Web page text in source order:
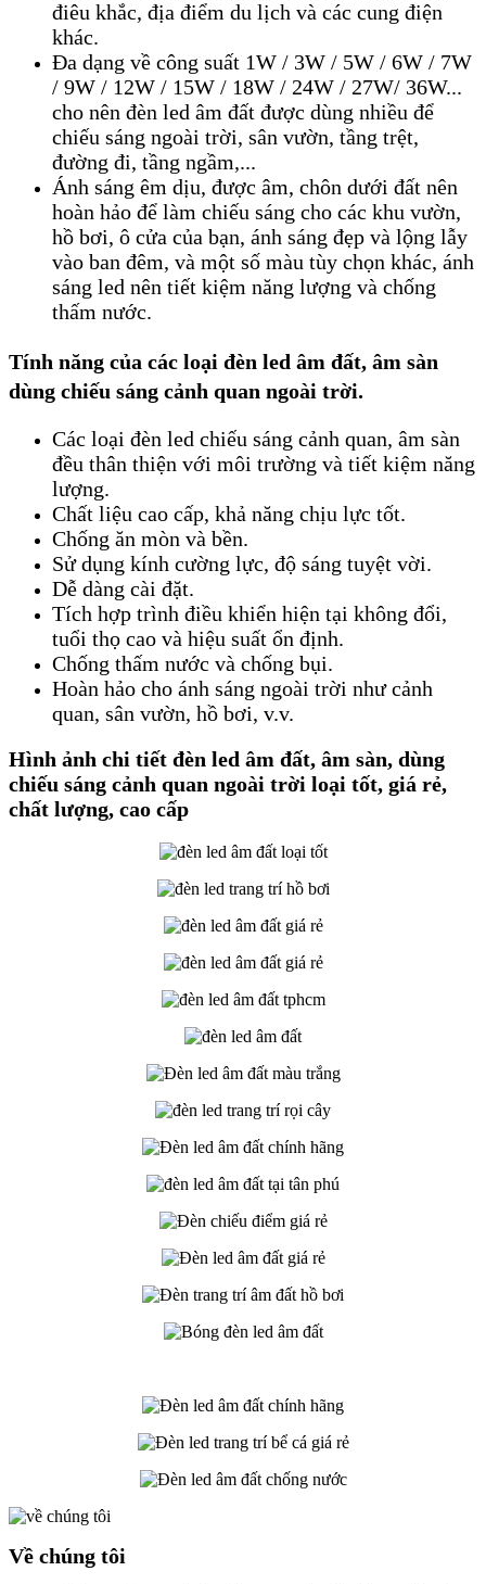
điêu khắc, địa điểm du lịch và các cung điện
khác.
Đa dạng về công suất 1W / 3W / 5W / 6W / 7W
/ 9W / 12W / 15W / 18W / 24W / 27W/ 36W...
cho nên đèn led âm đất được dùng nhiều để
chiếu sáng ngoài trời, sân vườn, tầng trệt,
đường đi, tầng ngầm,...
Ánh sáng êm dịu, được âm, chôn dưới đất nên
hoàn hảo để làm chiếu sáng cho các khu vườn,
hồ bơi, ô cửa của bạn, ánh sáng đẹp và lộng lẫy
vào ban đêm, và một số màu tùy chọn khác, ánh
sáng led nên tiết kiệm năng lượng và chống
thấm nước.
Tính năng của các loại đèn led âm đất, âm sàn
dùng chiếu sáng cảnh quan ngoài trời.
Các loại đèn led chiếu sáng cảnh quan, âm sàn
đều thân thiện với môi trường và tiết kiệm năng
lượng.
Chất liệu cao cấp, khả năng chịu lực tốt.
Chống ăn mòn và bền.
Sử dụng kính cường lực, độ sáng tuyệt vời.
Dễ dàng cài đặt.
Tích hợp trình điều khiển hiện tại không đổi,
tuổi thọ cao và hiệu suất ổn định.
Chống thấm nước và chống bụi.
Hoàn hảo cho ánh sáng ngoài trời như cảnh
quan, sân vườn, hồ bơi, v.v.
Hình ảnh chi tiết đèn led âm đất, âm sàn, dùng
chiếu sáng cảnh quan ngoài trời loại tốt, giá rẻ,
chất lượng, cao cấp
Về chúng tôi